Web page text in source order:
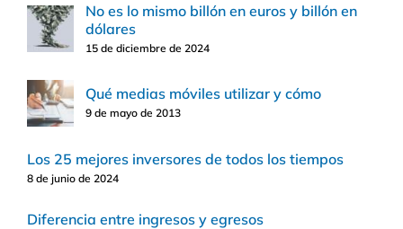
No es lo mismo billón en euros y billón en
dólares
15 de diciembre de 2024
Qué medias móviles utilizar y cómo
9 de mayo de 2013
Los 25 mejores inversores de todos los tiempos
8 de junio de 2024
Diferencia entre ingresos y egresos